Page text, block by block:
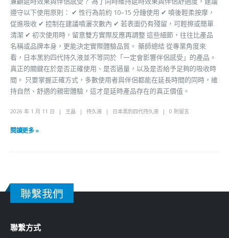
遵守以下使用原則： ✔ 性行為前約 10–15 分鐘使用 ✔ 噴後輕柔按摩，
促進吸收 ✔ 控制在建議噴灑次數內 ✔ 若表面仍有殘留，可輕擦或簡單
清潔 ✔ 初次使用時，留意雙方實際反應再調整 這些細節，往往比產品
名稱或品牌本身，更能決定實際體驗品質。 藥師總結 從專業角度來
看，日本黑豹四代持久液並不等同於「一定會影響伴侶感受」的產品。
真正的關鍵在於是否正確使用、是否過量，以及是否給予足夠的吸收時
間。 只要掌握正確方式，多數使用者與伴侶都能在延長時間的同時，維
持自然、舒適的親密體驗，這才是延時產品存在的真正價值。
2026 年 1 月 11 日 王晶 持久液 日本黑豹四代持久液 0 則留言
閱讀更多 »
聯繫我們
聯繫方式